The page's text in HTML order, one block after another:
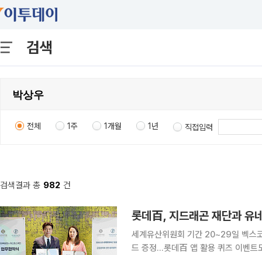
검색
전체 1주 1개월 1년 직접입력
검색결과 총 982 건
롯데百, 지드래곤 재단과 유
세계유산위원회 기간 20~29일 벡스
드 증정...롯데百 앱 활용 퀴즈 이벤트도 롯데백화점은 부산에서 열리는 제48차 유네스코 세